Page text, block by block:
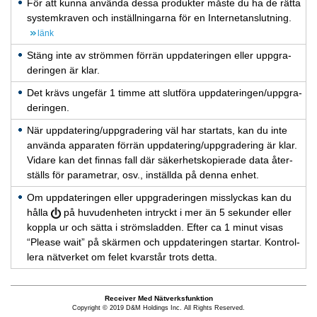
För att kunna an­vän­da dessa pro­duk­ter måste du ha de rätta
system­kra­ven och in­ställ­ning­ar­na för en In­ter­ne­tan­slut­ning.
länk
Stäng inte av ström­men för­rän upp­da­te­ring­en eller upp­gra­
de­ring­en är klar.
Det krävs un­ge­fär 1 timme att slut­fö­ra upp­da­te­ring­en/upp­gra­
de­ring­en.
När upp­da­te­ring/upp­gra­de­ring väl har star­tats, kan du inte
an­vän­da ap­pa­ra­ten för­rän upp­da­te­ring/upp­gra­de­ring är klar.
Vi­da­re kan det fin­nas fall där sä­ker­hetsko­pi­e­ra­de data åter­
ställs för pa­ra­met­rar, osv., in­ställ­da på denna enhet.
Om upp­da­te­ring­en eller upp­gra­de­ring­en miss­lyc­kas kan du
hålla
på hu­vu­den­he­ten in­tryckt i mer än 5 se­kun­der eller
kopp­la ur och sätta i strömslad­den. Efter ca 1 minut visas
“Ple­a­se wait” på skär­men och upp­da­te­ring­en star­tar. Kon­trol­
le­ra nät­ver­ket om felet kvar­står trots detta.
Receiver Med Nätverksfunktion
Copyright © 2019 D&M Holdings Inc. All Rights Reserved.